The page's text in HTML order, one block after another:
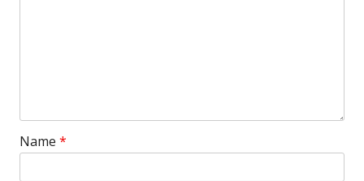
Name *